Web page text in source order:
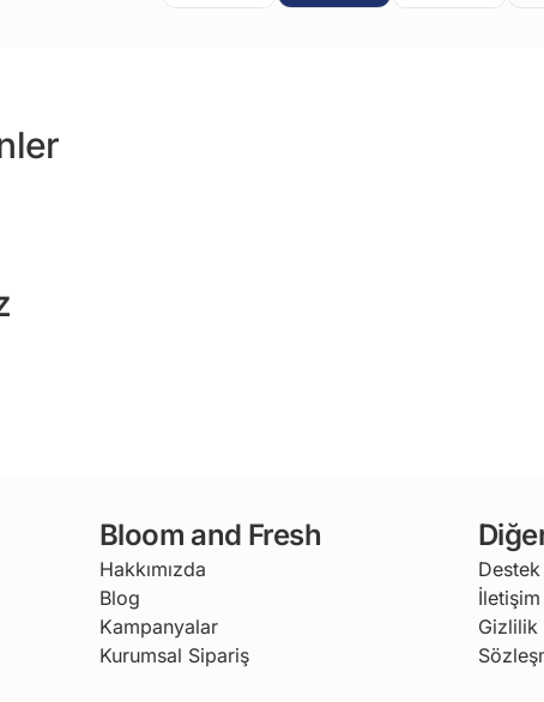
Bloom and Fresh
Hakkımızda
Blog
Kampanyalar
Kurumsal Sipariş
Destek
İletişim
Gizlilik